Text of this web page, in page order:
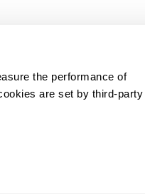
the performance of
are set by third-party